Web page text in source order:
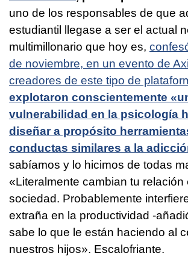
uno de los responsables de que
estudiantil llegase a ser el actual
multimillonario que hoy es,
de noviembre, en un evento de
creadores de este tipo de
explotaron conscientemente
vulnerabilidad en la psicología
diseñar a propósito
conductas similares a la
sabíamos y lo hicimos de todas
«Literalmente cambian tu relación
sociedad. Probablemente
extraña en la productividad -
sabe lo que le están haciendo al
nuestros hijos». Escalofriante.